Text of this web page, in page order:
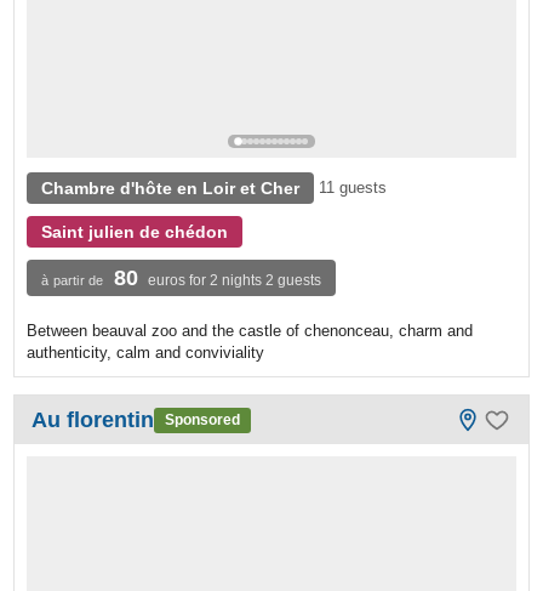
Chambre d'hôte en Loir et Cher 11 guests
Saint julien de chédon
à partir de 80 euros for 2 nights 2 guests
Between beauval zoo and the castle of chenonceau, charm and
authenticity, calm and conviviality
Au florentin Sponsored